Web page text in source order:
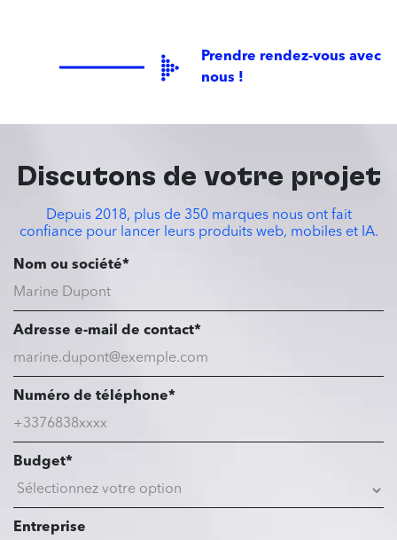
Prendre rendez-vous avec
nous !
Discutons de votre projet
Depuis 2018, plus de 350 marques nous ont fait
confiance pour lancer leurs produits web, mobiles et IA.
Nom ou société*
Adresse e-mail de contact*
Numéro de téléphone*
Budget*
Entreprise